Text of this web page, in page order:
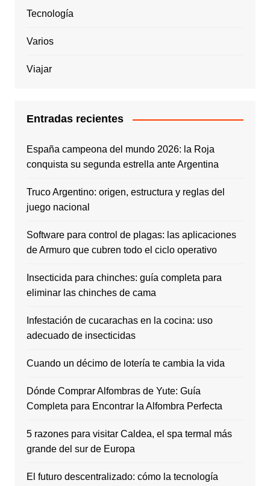
Tecnología
Varios
Viajar
Entradas recientes
España campeona del mundo 2026: la Roja
conquista su segunda estrella ante Argentina
Truco Argentino: origen, estructura y reglas del
juego nacional
Software para control de plagas: las aplicaciones
de Armuro que cubren todo el ciclo operativo
Insecticida para chinches: guía completa para
eliminar las chinches de cama
Infestación de cucarachas en la cocina: uso
adecuado de insecticidas
Cuando un décimo de lotería te cambia la vida
Dónde Comprar Alfombras de Yute: Guía
Completa para Encontrar la Alfombra Perfecta
5 razones para visitar Caldea, el spa termal más
grande del sur de Europa
El futuro descentralizado: cómo la tecnología